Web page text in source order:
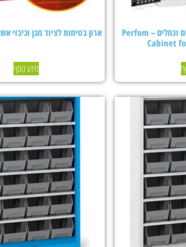
ארון בטיחות לאחסון שמנים ונוזלים – Perfom
Cabinet
ארון בטיחות לציוד מגן וכיבוי אש Fami Perfom
מידע נוסף